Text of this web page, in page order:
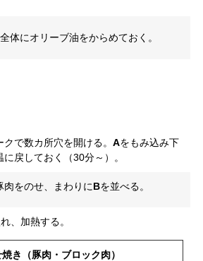
体にオリーブ油をからめておく。
で数カ所穴を開ける。 Aをもみ込み下
戻しておく（30分～）。
肉をのせ、まわりにBを並べる。
、加熱する。
き（豚肉・ブロック肉）